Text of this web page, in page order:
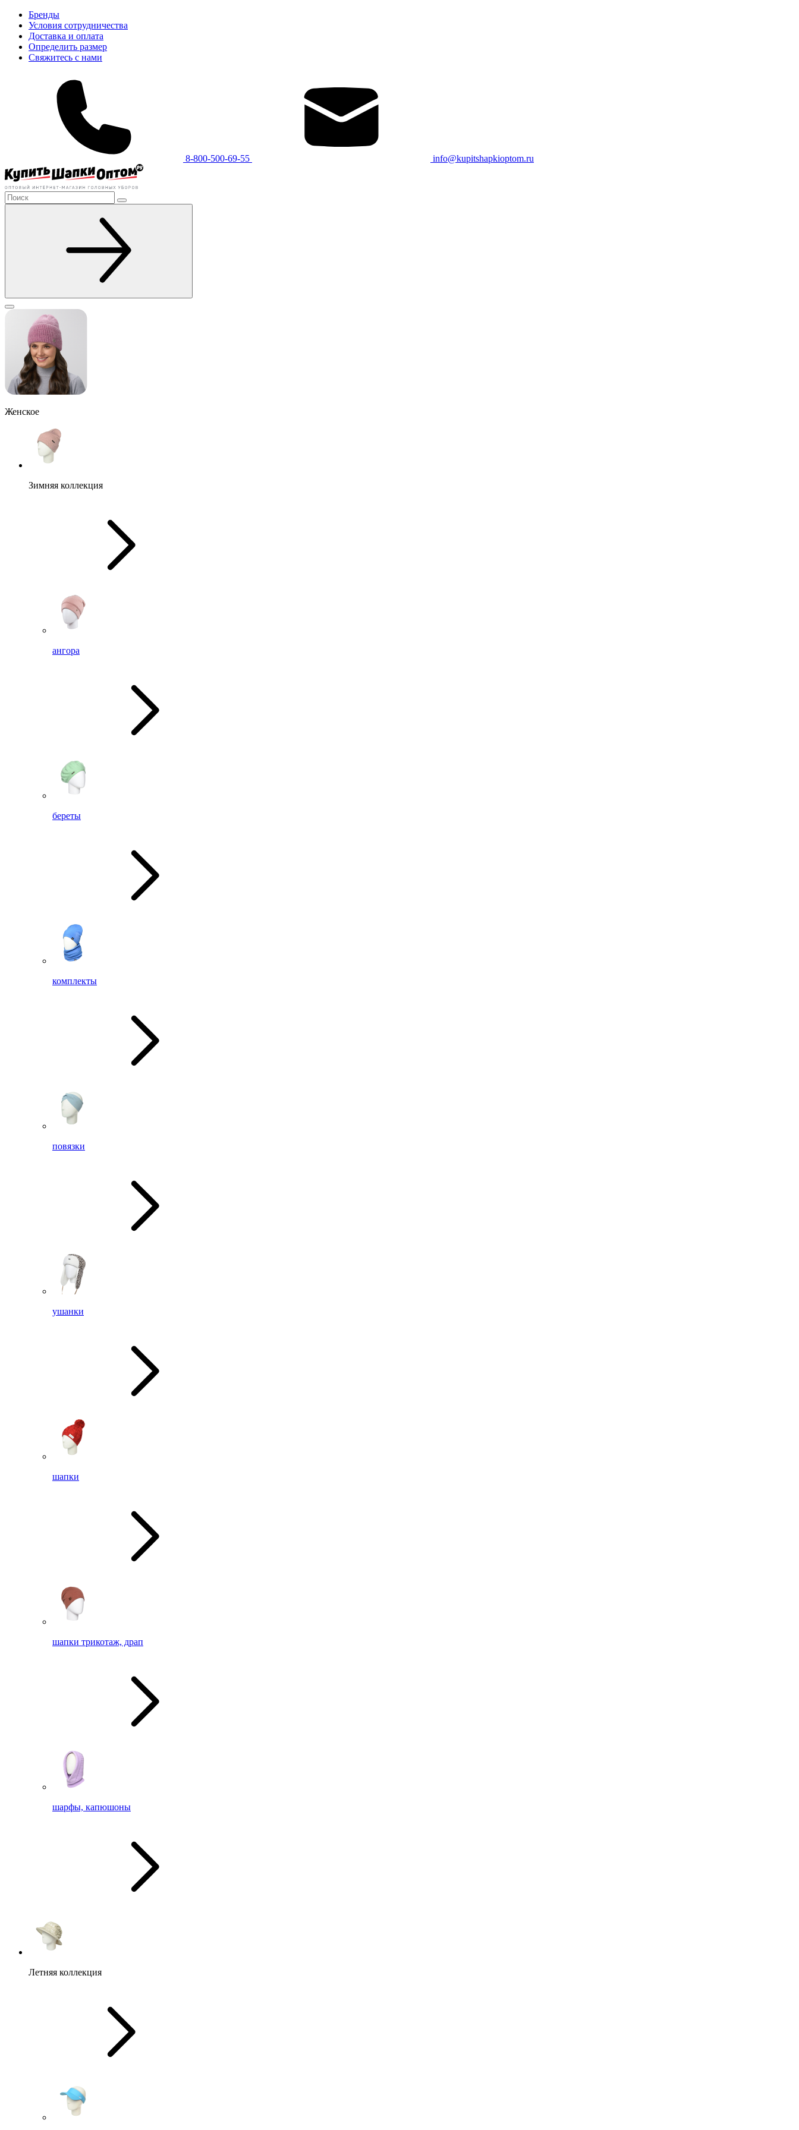
Бренды
Условия сотрудничества
Доставка и оплата
Определить размер
Свяжитесь с нами
8-800-500-69-55 info@kupitshapkioptom.ru
Женское
Зимняя коллекция
ангора
береты
комплекты
повязки
ушанки
шапки
шапки трикотаж, драп
шарфы, капюшоны
Летняя коллекция